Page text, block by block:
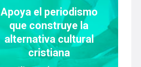
Apoya el periodismo
que construye la
alternativa cultural
cristiana